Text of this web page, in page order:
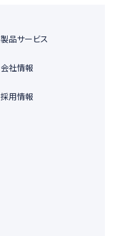
製品サービス
会社情報
採用情報